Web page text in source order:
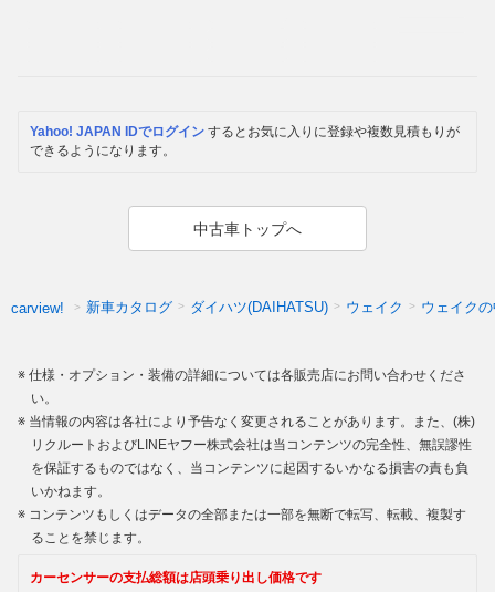
Yahoo! JAPAN IDでログイン するとお気に入りに登録や複数見積もりが
できるようになります。
中古車トップへ
carview! 新車カタログ ダイハツ(DAIHATSU) ウェイク ウェイク
仕様・オプション・装備の詳細については各販売店にお問い合わせくださ
い。
当情報の内容は各社により予告なく変更されることがあります。また、(株)
リクルートおよびLINEヤフー株式会社は当コンテンツの完全性、無誤謬性
を保証するものではなく、当コンテンツに起因するいかなる損害の責も負
いかねます。
コンテンツもしくはデータの全部または一部を無断で転写、転載、複製す
ることを禁じます。
カーセンサーの支払総額は店頭乗り出し価格です